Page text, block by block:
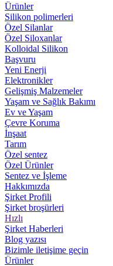
Ürünler
Silikon polimerleri
Özel Silanlar
Özel Siloxanlar
Kolloidal Silikon
Başvuru
Yeni Enerji
Elektronikler
Gelişmiş Malzemeler
Yaşam ve Sağlık Bakımı
Ev ve Yaşam
Çevre Koruma
İnşaat
Tarım
Özel sentez
Özel Ürünler
Sentez ve İşleme
Hakkımızda
Şirket Profili
Şirket broşürleri
Hızlı
Şirket Haberleri
Blog yazısı
Bizimle iletişime geçin
Ürünler